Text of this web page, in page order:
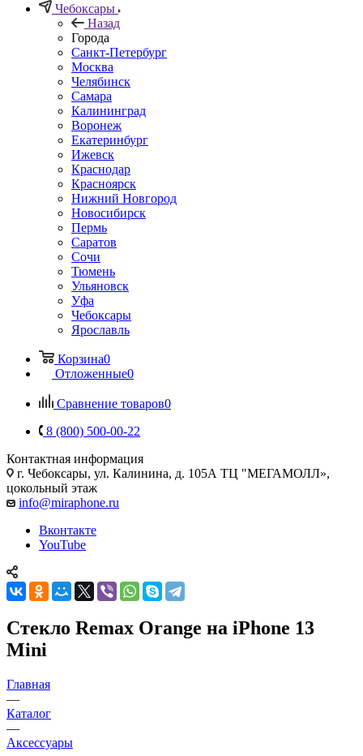
Чебоксары
Назад
Города
Санкт-Петербург
Москва
Челябинск
Самара
Калининград
Воронеж
Екатеринбург
Ижевск
Краснодар
Красноярск
Нижний Новгород
Новосибирск
Пермь
Саратов
Сочи
Тюмень
Ульяновск
Уфа
Чебоксары
Ярославль
Корзина0
Отложенные0
Сравнение товаров0
8 (800) 500-00-22
Контактная информация
г. Чебоксары, ул. Калинина, д. 105А ТЦ "МЕГАМОЛЛ»,
цокольный этаж
info@miraphone.ru
Вконтакте
YouTube
Стекло Remax Orange на iPhone 13
Mini
Главная
—
Каталог
—
Аксессуары